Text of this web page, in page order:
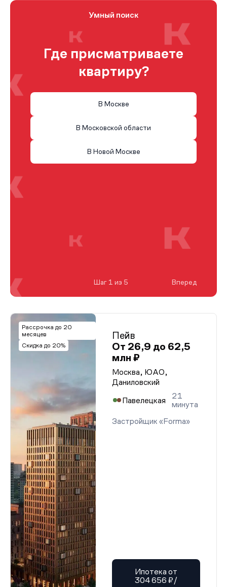
Рассрочка до 20
месяцев
Скидка до 20%
Пейв
От 26,9 до 62,5
млн ₽
Москва, ЮАО,
Даниловский
Павелецкая
21
минута
Застройщик «Forma»
Ипотека от
304 656 ₽/
Умный поиск
Где присматриваете
квартиру?
В Москве
В Московской области
В Новой Москве
Шаг 1 из 5 Вперед